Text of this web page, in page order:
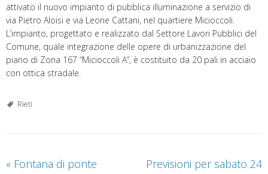
attivato il nuovo impianto di pubblica illuminazione a servizio di
via Pietro Aloisi e via Leone Cattani, nel quartiere Micioccoli.
L’impianto, progettato e realizzato dal Settore Lavori Pubblici del
Comune, quale integrazione delle opere di urbanizzazione del
piano di Zona 167 “Micioccoli A”, è costituito da 20 pali in acciaio
con ottica stradale.
Rieti
« Fontana di ponte
Previsioni per sabato 24